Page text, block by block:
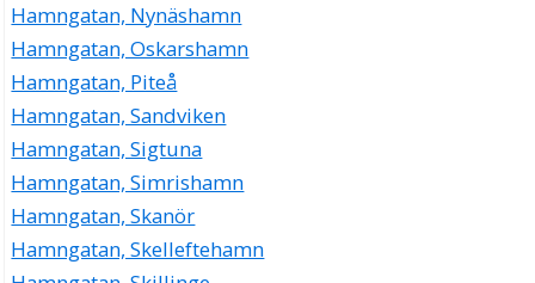
Hamngatan, Nynäshamn
Hamngatan, Oskarshamn
Hamngatan, Piteå
Hamngatan, Sandviken
Hamngatan, Sigtuna
Hamngatan, Simrishamn
Hamngatan, Skanör
Hamngatan, Skelleftehamn